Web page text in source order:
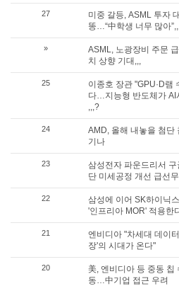
27
미중 갈등, ASML 투자
똥…“中학생 너무 많아
»
ASML, 노광장비 주문
치 상향 기대,,,
25
이종호 장관 "GPU·D램
다…지능형 반도체가 AI
,,,?
24
AMD, 올해 내놓을 첨단
기나
23
삼성전자 파운드리서 구
단 미세공정 개선 급선
22
삼성에 이어 SK하이닉
'인프리아 MOR' 적용한
21
엔비디아 "차세대 데이
장'의 시대가 온다"
20
美, 엔비디아 등 중동 칩
동…中기업 접근 우려